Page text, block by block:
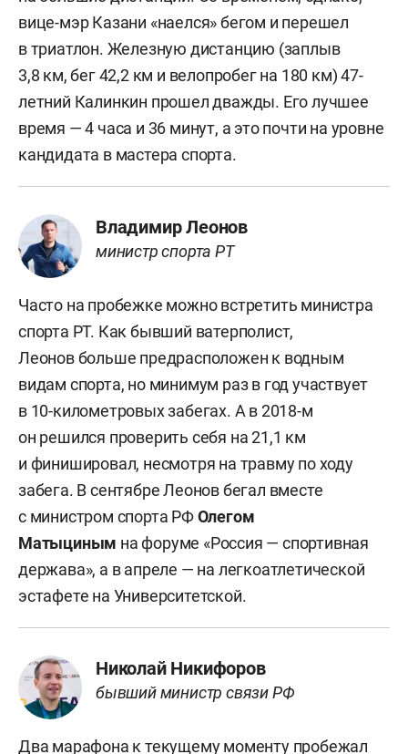
вице-мэр Казани «наелся» бегом и перешел
в триатлон. Железную дистанцию (заплыв
3,8 км, бег 42,2 км и велопробег на 180 км) 47-
летний Калинкин прошел дважды. Его лучшее
время — 4 часа и 36 минут, а это почти на уровне
кандидата в мастера спорта.
Владимир Леонов
министр спорта РТ
Часто на пробежке можно встретить министра
спорта РТ. Как бывший ватерполист,
Леонов больше предрасположен к водным
видам спорта, но минимум раз в год участвует
в 10-километровых забегах. А в 2018-м
он решился проверить себя на 21,1 км
и финишировал, несмотря на травму по ходу
забега. В сентябре Леонов бегал вместе
с министром спорта РФОлегом
Матыциным на форуме «Россия — спортивная
держава», а в апреле — на легкоатлетической
эстафете на Университетской.
Николай Никифоров
бывший министр связи РФ
Два марафона к текущему моменту пробежал